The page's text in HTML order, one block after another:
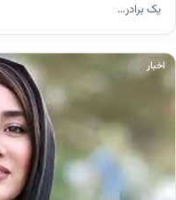
یک برادر…
اخبار